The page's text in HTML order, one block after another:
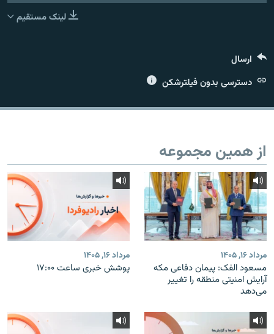
لینک مستقیم
ارسال
دسترسی بدون فیلترشکن
از همین مجموعه
مرداد ۱۶, ۱۴۰۵
مسعود الفک: پیمان دفاعی مکه
آرایش امنیتی منطقه را تغییر
می‌دهد
مرداد ۱۶, ۱۴۰۵
پوشش خبری ساعت ۱۷:۰۰